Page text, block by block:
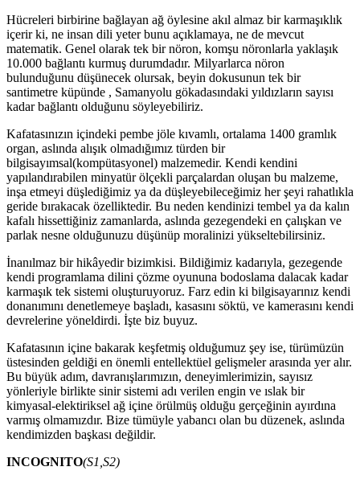
Hücreleri birbirine bağlayan ağ öylesine akıl almaz bir karmaşıklık
içerir ki, ne insan dili yeter bunu açıklamaya, ne de mevcut
matematik. Genel olarak tek bir nöron, komşu nöronlarla yaklaşık
10.000 bağlantı kurmuş durumdadır. Milyarlarca nöron
bulunduğunu düşünecek olursak, beyin dokusunun tek bir
santimetre küpünde , Samanyolu gökadasındaki yıldızların sayısı
kadar bağlantı olduğunu söyleyebiliriz.
Kafatasınızın içindeki pembe jöle kıvamlı, ortalama 1400 gramlık
organ, aslında alışık olmadığımız türden bir
bilgisayımsal(kompütasyonel) malzemedir. Kendi kendini
yapılandırabilen minyatür ölçekli parçalardan oluşan bu malzeme,
inşa etmeyi düşlediğimiz ya da düşleyebileceğimiz her şeyi rahatlıkla
geride bırakacak özelliktedir. Bu neden kendinizi tembel ya da kalın
kafalı hissettiğiniz zamanlarda, aslında gezegendeki en çalışkan ve
parlak nesne olduğunuzu düşünüp moralinizi yükseltebilirsiniz.
İnanılmaz bir hikâyedir bizimkisi. Bildiğimiz kadarıyla, gezegende
kendi programlama dilini çözme oyununa bodoslama dalacak kadar
karmaşık tek sistemi oluşturuyoruz. Farz edin ki bilgisayarınız kendi
donanımını denetlemeye başladı, kasasını söktü, ve kamerasını kendi
devrelerine yöneldirdi. İşte biz buyuz.
Kafatasının içine bakarak keşfetmiş olduğumuz şey ise, türümüzün
üstesinden geldiği en önemli entellektüel gelişmeler arasında yer alır.
Bu büyük adım, davranışlarımızın, deneyimlerimizin, sayısız
yönleriyle birlikte sinir sistemi adı verilen engin ve ıslak bir
kimyasal-elektiriksel ağ içine örülmüş olduğu gerçeğinin ayırdına
varmış olmamızdır. Bize tümüyle yabancı olan bu düzenek, aslında
kendimizden başkası değildir.
INCOGNITO(S1,S2)